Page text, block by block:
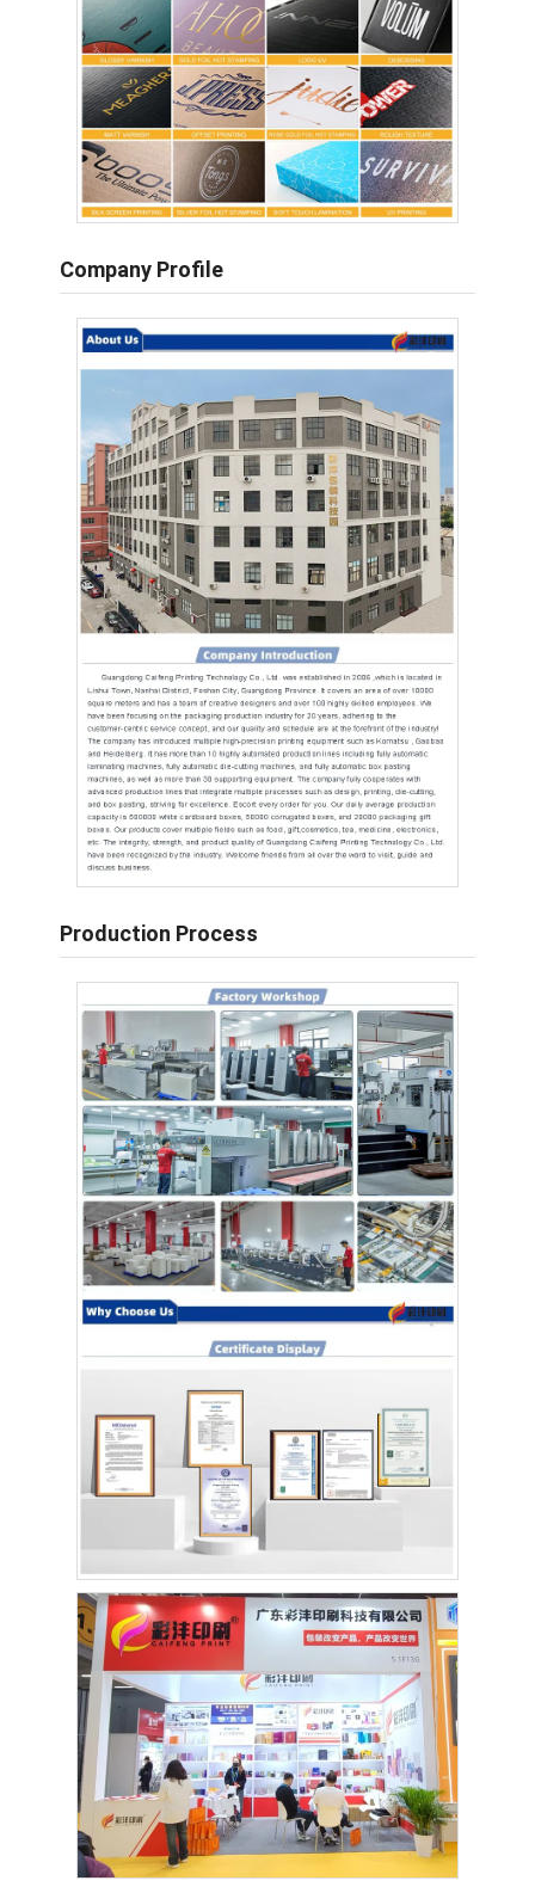
Company Profile
Production Process